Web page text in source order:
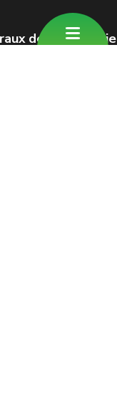
de la Wallonie